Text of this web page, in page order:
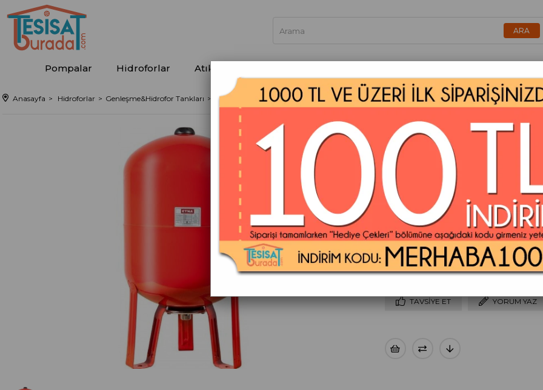
Pompalar Hidroforlar Atıksu Tahliye
Anasayfa Hidroforlar Genleşme&Hidrofor Tankları ETNA 100 - PN16 - 100lt. 16bar Kapalı Genleşme&Hidrofor Tankı
ETNA 100 - PN16 - 100lt.
Kargo Bedeli Hariçtir,
Marka
$152.40 $95.25
KDV Dahil₺5.441,65
İndirim
TAVSIYE ET YORUM YAZ